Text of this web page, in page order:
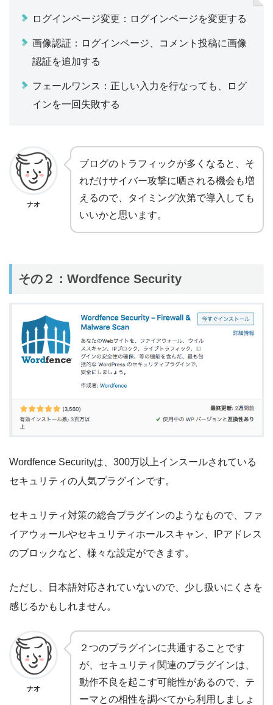
ログインページ変更：ログインページを変更する
画像認証：ログインページ、コメント投稿に画像
認証を追加する
フェールワンス：正しい入力を行なっても、ログ
インを一回失敗する
ナオ
ブログのトラフィックが多くなると、そ
れだけサイバー攻撃に晒される機会も増
えるので、タイミング次第で導入しても
いいかと思います。
その２：Wordfence Security
Wordfence Securityは、300万以上インスールされている
セキュリティの人気プラグインです。
セキュリティ対策の総合プラグインのようなもので、ファ
イアウォールやセキュリティホールスキャン、IPアドレス
のブロックなど、様々な設定ができます。
ただし、日本語対応されていないので、少し扱いにくさを
感じるかもしれません。
ナオ
２つのプラグインに共通することです
が、セキュリティ関連のプラグインは、
動作不良を起こす可能性があるので、テ
ーマとの相性を調べてから利用しましょ